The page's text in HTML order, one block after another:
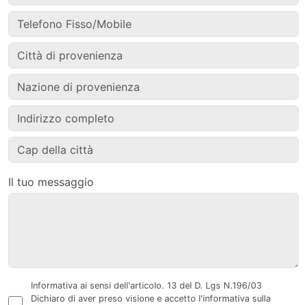
Il tuo messaggio
Informativa ai sensi dell'articolo. 13 del D. Lgs N.196/03
Dichiaro di aver preso visione e accetto l'informativa sulla